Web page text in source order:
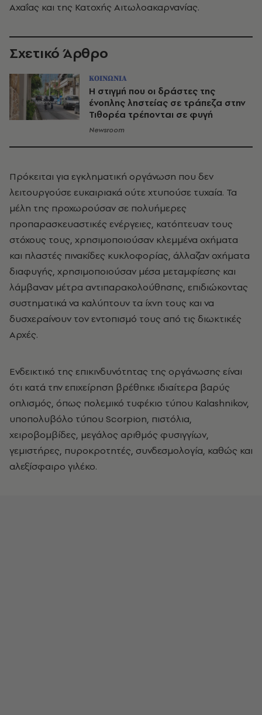
Αχαΐας και της Κατοχής Αιτωλοακαρνανίας.
Σχετικό Άρθρο
ΚΟΙΝΩΝΙΑ
Η στιγμή που οι δράστες της
ένοπλης ληστείας σε τράπεζα στην
Τιθορέα τρέπονται σε φυγή
Newsroom
Πρόκειται για εγκληματική οργάνωση που δεν
λειτουργούσε ευκαιριακά ούτε χτυπούσε τυχαία. Τα
μέλη της προχωρούσαν σε πολυήμερες
προπαρασκευαστικές ενέργειες, κατόπτευαν τους
στόχους τους, χρησιμοποιούσαν κλεμμένα οχήματα
και πλαστές πινακίδες κυκλοφορίας, άλλαζαν οχήματα
διαφυγής, χρησιμοποιούσαν μέσα μεταμφίεσης και
λάμβαναν μέτρα αντιπαρακολούθησης, επιδιώκοντας
συστηματικά να καλύπτουν τα ίχνη τους και να
δυσχεραίνουν τον εντοπισμό τους από τις διωκτικές
Αρχές.
Ενδεικτικό της επικινδυνότητας της οργάνωσης είναι
ότι κατά την επιχείρηση βρέθηκε ιδιαίτερα βαρύς
οπλισμός, όπως πολεμικό τυφέκιο τύπου Kalashnikov,
υποπολυβόλο τύπου Scorpion, πιστόλια,
χειροβομβίδες, μεγάλος αριθμός φυσιγγίων,
γεμιστήρες, πυροκροτητές, συνδεσμολογία, καθώς και
αλεξίσφαιρο γιλέκο.